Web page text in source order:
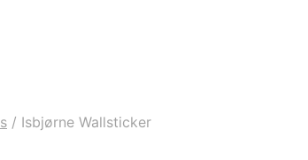
/ Isbjørne Wallsticker